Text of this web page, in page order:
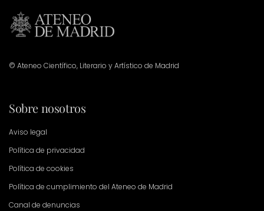
© Ateneo Científico, Literario y Artístico de Madrid
Sobre nosotros
Aviso legal
Política de privacidad
Política de cookies
Política de cumplimiento del Ateneo de Madrid
Canal de denuncias